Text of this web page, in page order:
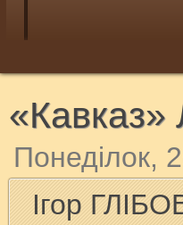
«Кавказ»
Понеділок,
Ігор